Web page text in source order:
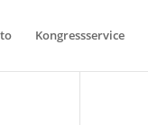
Kongressservice